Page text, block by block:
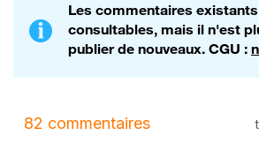
Les commentaires
consultables, mais il n'est
publier de nouveaux. CGU :